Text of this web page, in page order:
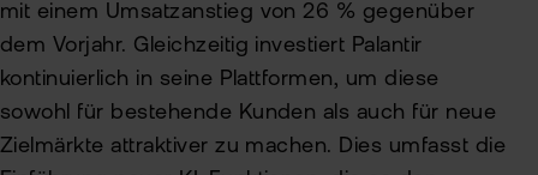
mit einem Umsatzanstieg von 26 % gegenüber
dem Vorjahr. Gleichzeitig investiert Palantir
kontinuierlich in seine Plattformen, um diese
sowohl für bestehende Kunden als auch für neue
Zielmärkte attraktiver zu machen. Dies umfasst die